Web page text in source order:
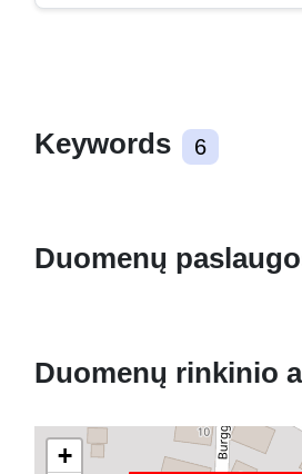
Keywords 6
Duomenų
Duomenų rinkinio
+